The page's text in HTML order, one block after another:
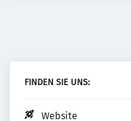
FINDEN SIE UNS:
Website